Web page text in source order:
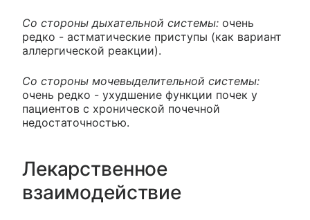
Со стороны дыхательной системы: очень
редко - астматические приступы (как вариант
аллергической реакции).
Со стороны мочевыделительной системы:
очень редко - ухудшение функции почек у
пациентов с хронической почечной
недостаточностью.
Лекарственное
взаимодействие